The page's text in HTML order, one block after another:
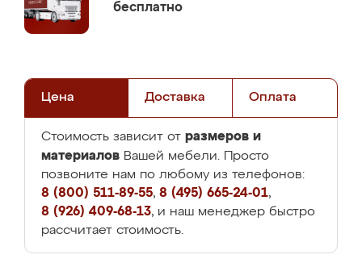
бесплатно
Цена Доставка Оплата
Стоимость зависит от размеров и
материалов Вашей мебели. Просто
позвоните нам по любому из телефонов:
8 (800) 511-89-55, 8 (495) 665-24-01,
8 (926) 409-68-13, и наш менеджер быстро
рассчитает стоимость.